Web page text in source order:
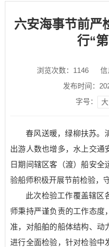
六安海事节前严
行“
浏览次数： 1146
信
发布时间：
字号：
大
春风送暖，绿柳扶苏。
出游人数也增多，水上交通
日期间辖区客（渡）船安全
验船师积极开展节前检验，
此次检验工作覆盖辖区
师秉持严谨负责的工作态度
准，对船舶的船体结构、动
进行全面检验，针对检验中